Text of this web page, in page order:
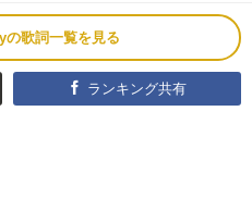
歌詞一覧を見る
ランキング共有